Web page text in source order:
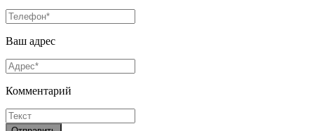
Ваш адрес
Комментарий